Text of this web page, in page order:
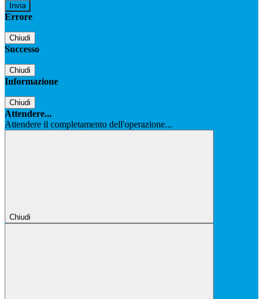
Errore
Chiudi
Successo
Chiudi
Informazione
Chiudi
Attendere...
Attendere il completamento dell'operazione...
Chiudi